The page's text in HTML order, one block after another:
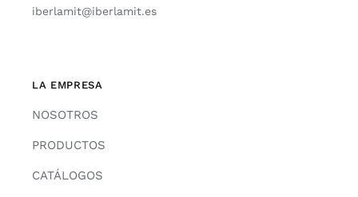
iberlamit@iberlamit.es
LA EMPRESA
NOSOTROS
PRODUCTOS
CATÁLOGOS